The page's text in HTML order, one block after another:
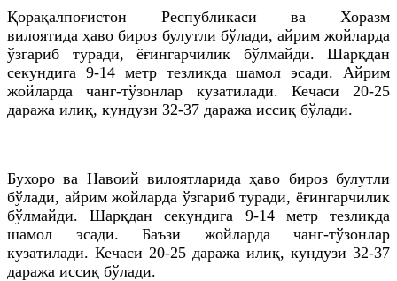
Қорақалпоғистон Республикаси ва Хоразм
вилоятида ҳаво бироз булутли бўлади, айрим жойларда
ўзгариб туради, ёғингарчилик бўлмайди. Шарқдан
секундига 9-14 метр тезликда шамол эсади. Айрим
жойларда чанг-тўзонлар кузатилади. Кечаси 20-25
даража илиқ, кундузи 32-37 даража иссиқ бўлади.
Бухоро ва Навоий вилоятларида ҳаво бироз булутли
бўлади, айрим жойларда ўзгариб туради, ёғингарчилик
бўлмайди. Шарқдан секундига 9-14 метр тезликда
шамол эсади. Баъзи жойларда чанг-тўзонлар
кузатилади. Кечаси 20-25 даража илиқ, кундузи 32-37
даража иссиқ бўлади.